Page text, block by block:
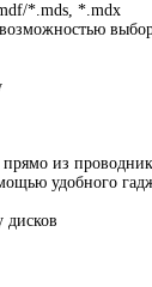
*.mds, *.mdx
из
удобного